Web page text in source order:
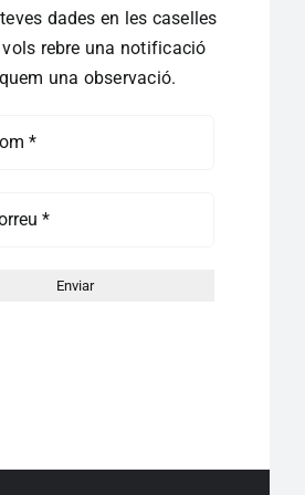
dades en les caselles
rebre una notificació
una observació.